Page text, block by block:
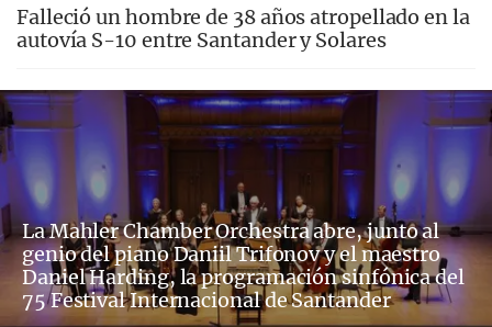
Falleció un hombre de 38 años atropellado en la
autovía S-10 entre Santander y Solares
La Mahler Chamber Orchestra abre, junto al
genio del piano Daniil Trifonov y el maestro
Daniel Harding, la programación sinfónica del
75 Festival Internacional de Santander